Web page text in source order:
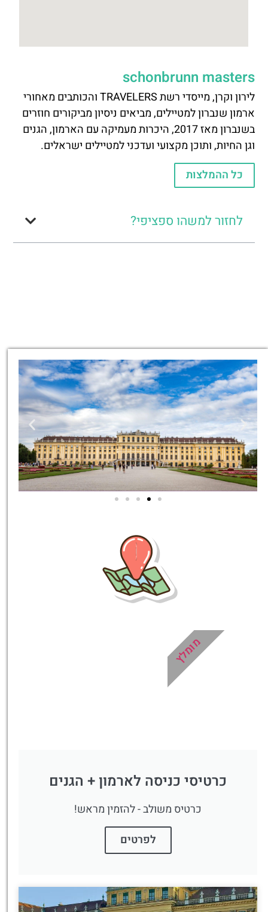
schonbrunn masters
לירון וקרן, מייסדי רשת TRAVELERS והכותבים מאחורי
ארמון שנברון למטיילים, מביאים ניסיון מביקורים חוזרים
בשנברון מאז 2017, היכרות מעמיקה עם הארמון, הגנים
וגן החיות, ותוכן מקצועי ועדכני למטיילים ישראלים.
כל ההמלצות
לחזור למשהו ספציפי?
הדרכה מקצועית
ואינפורמטיבית במיוחד
עבורכם!
לחצו פה!
כרטיסי כניסה לארמון + הגנים
כרטיס משולב - להזמין מראש!
לפרטים
מומלץ